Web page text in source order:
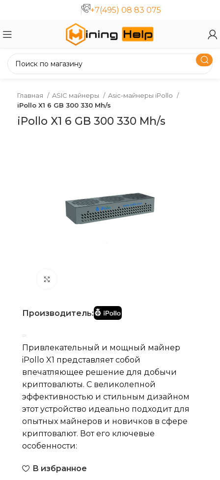
+7(495) 08 83 075
Главная ASIC майнеры
Asic-майнеры iPollo
iPollo X1 6 GB 300 330 Mh/s
iPollo X1 6 GB 300 330 Mh/s
Производитель:
Привлекательный и мощный майнер
iPollo X1 представляет собой
впечатляющее решение для добычи
криптовалюты. С великолепной
эффективностью и стильным дизайном
этот устройство идеально подходит для
опытных майнеров и новичков в сфере
криптовалют. Вот его ключевые
особенности:
В избранное